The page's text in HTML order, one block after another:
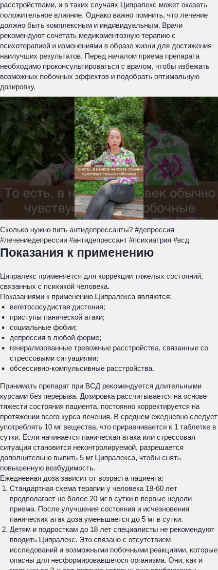
расстройствами, и в таких случаях Ципралекс может оказать
положительное влияние. Однако важно помнить, что лечение
должно быть комплексным и индивидуальным. Врачи
рекомендуют сочетать медикаментозную терапию с
психотерапией и изменениями в образе жизни для достижения
наилучших результатов. Перед началом приема препарата
необходимо проконсультироваться с врачом, чтобы избежать
возможных побочных эффектов и подобрать оптимальную
дозировку.
Сколько нужно пить антидепрессанты? #депрессия
#лечениедепрессии #антидепрессант #психиатрия #всд
Показания к применению
Ципралекс применяется для коррекции тяжелых состояний,
связанных с психикой человека.
Показаниями к применению Ципралекса являются:
вегетососудистая дистония;
приступы панической атаки;
социальные фобии;
депрессия в любой форме;
генерализованные тревожные расстройства, связанные со
стрессовыми ситуациями;
обсессивно-компульсивные расстройства.
Принимать препарат при ВСД рекомендуется длительными
курсами без перерыва. Дозировка рассчитывается на основе
тяжести состояния пациента, постоянно корректируется на
протяжении всего курса лечения. В среднем ежедневно следует
употреблять 10 мг вещества, что приравнивается к 1 таблетке в
сутки. Если начинается паническая атака или стрессовая
ситуация становится неконтролируемой, разрешается
дополнительно выпить 5 мг Ципралекса, чтобы снять
повышенную возбудимость.
Ежедневная доза зависит от возраста пациента:
Стандартная схема терапии у человека 18-60 лет
предполагает не более 20 мг в сутки в первые недели
приема. После улучшения состояния и исчезновения
панических атак доза уменьшается до 5 мг в сутки.
Детям и подросткам до 18 лет специалисты не рекомендуют
вводить Ципралекс. Это связано с отсутствием
исследований и возможными побочными реакциями, которые
опасны для несформировавшегося организма. Они, как и